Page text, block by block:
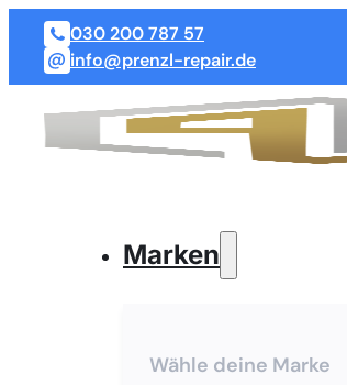
030 200 787 57
info@prenzl-repair.de
Marken
Wähle deine Marke